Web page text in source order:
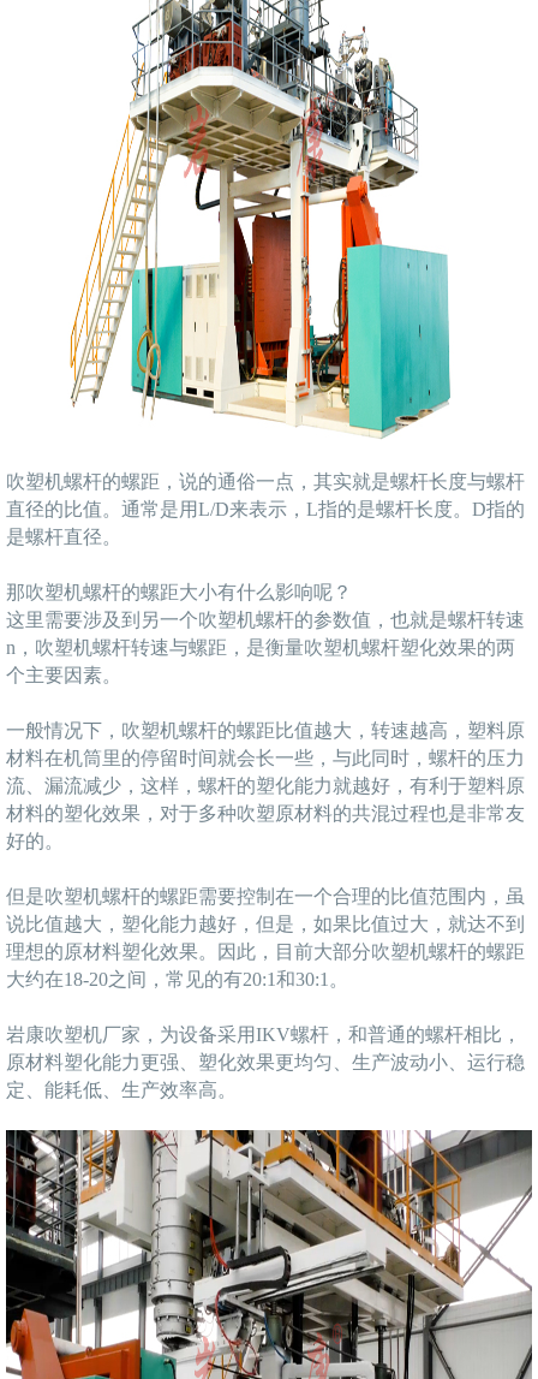
吹塑机螺杆的螺距，说的通俗一点，其实就是螺杆长度与螺杆
直径的比值。通常是用L/D来表示，L指的是螺杆长度。D指的
是螺杆直径。
那吹塑机螺杆的螺距大小有什么影响呢？
这里需要涉及到另一个吹塑机螺杆的参数值，也就是螺杆转速
n，吹塑机螺杆转速与螺距，是衡量吹塑机螺杆塑化效果的两
个主要因素。
一般情况下，吹塑机螺杆的螺距比值越大，转速越高，塑料原
材料在机筒里的停留时间就会长一些，与此同时，螺杆的压力
流、漏流减少，这样，螺杆的塑化能力就越好，有利于塑料原
材料的塑化效果，对于多种吹塑原材料的共混过程也是非常友
好的。
但是吹塑机螺杆的螺距需要控制在一个合理的比值范围内，虽
说比值越大，塑化能力越好，但是，如果比值过大，就达不到
理想的原材料塑化效果。因此，目前大部分吹塑机螺杆的螺距
大约在18-20之间，常见的有20:1和30:1。
岩康吹塑机厂家，为设备采用IKV螺杆，和普通的螺杆相比，
原材料塑化能力更强、塑化效果更均匀、生产波动小、运行稳
定、能耗低、生产效率高。